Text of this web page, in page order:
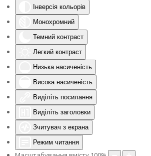
Інверсія кольорів
Монохромний
Темний контраст
Легкий контраст
Низька насиченість
Висока насиченість
Виділіть посилання
Виділіть заголовки
Зчитувач з екрана
Режим читання